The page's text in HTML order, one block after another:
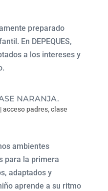
preparado
En DEPEQUES,
a los intereses y
NARANJA.
acceso padres,clase
ambientes
para la primera
adaptados y
aprende a su ritmo